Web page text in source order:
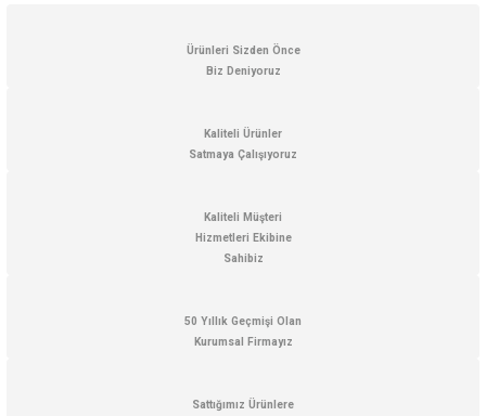
Ürün açıklamasında eksik bilgiler bulunuyor.
Ürün bilgilerinde hatalar bulunuyor.
Bu ürüne benzer farklı alternatifler olmalı.
Ürünleri Sizden Önce
Biz Deniyoruz
Kaliteli Ürünler
Satmaya Çalışıyoruz
Kaliteli Müşteri
Hizmetleri Ekibine
Sahibiz
50 Yıllık Geçmişi Olan
Kurumsal Firmayız
Sattığımız Ürünlere